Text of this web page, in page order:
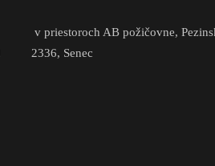
v priestoroch AB požičovne,
2336, Senec